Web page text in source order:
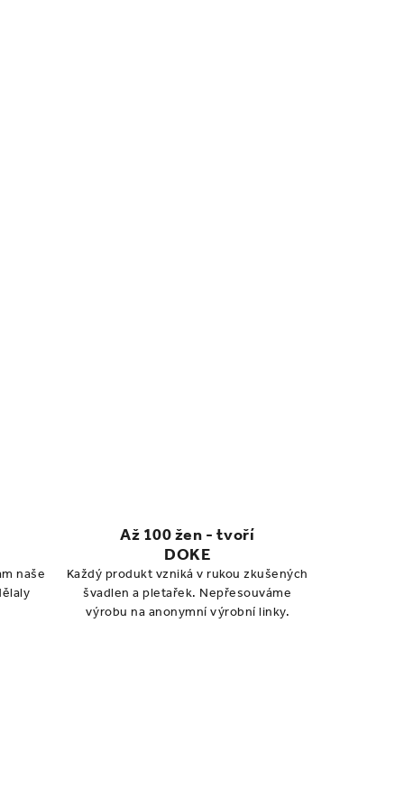
naše
Až 100 žen - tvoří
DOKE
Každý produkt vzniká v rukou zkušených
švadlen a pletařek. Nepřesouváme
výrobu na anonymní výrobní linky.